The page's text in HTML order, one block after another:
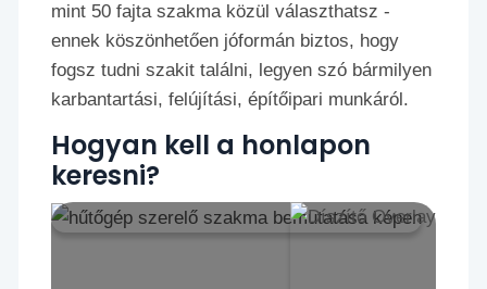
mint 50 fajta szakma közül választhatsz -
ennek köszönhetően jóformán biztos, hogy
fogsz tudni szakit találni, legyen szó bármilyen
karbantartási, felújítási, építőipari munkáról.
Hogyan kell a honlapon
keresni?